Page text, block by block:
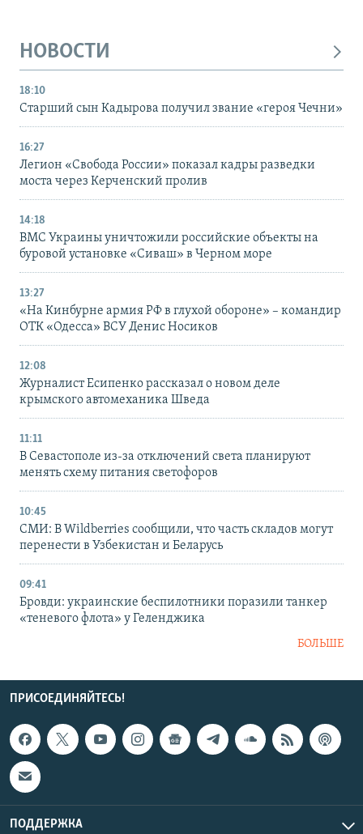
НОВОСТИ
18:10
Старший сын Кадырова получил звание «героя Чечни»
16:27
Легион «Свобода России» показал кадры разведки
моста через Керченский пролив
14:18
ВМС Украины уничтожили российские объекты на
буровой установке «Сиваш» в Черном море
13:27
«На Кинбурне армия РФ в глухой обороне» – командир
ОТК «Одесса» ВСУ Денис Носиков
12:08
Журналист Есипенко рассказал о новом деле
крымского автомеханика Шведа
11:11
В Севастополе из-за отключений света планируют
менять схему питания светофоров
10:45
СМИ: В Wildberries сообщили, что часть складов могут
перенести в Узбекистан и Беларусь
09:41
Бровди: украинские беспилотники поразили танкер
«теневого флота» у Геленджика
БОЛЬШЕ
ПРИСОЕДИНЯЙТЕСЬ!
ПОДДЕРЖКА